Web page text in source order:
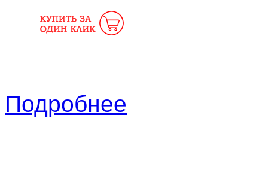
Подробнее